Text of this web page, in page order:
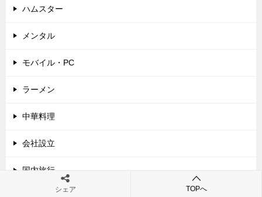
ハムスター
メンタル
モバイル・PC
ラーメン
中華料理
会社設立
国内旅行
シェア TOPへ